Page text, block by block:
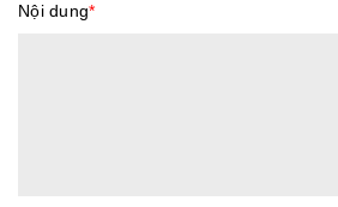
Nội dung*